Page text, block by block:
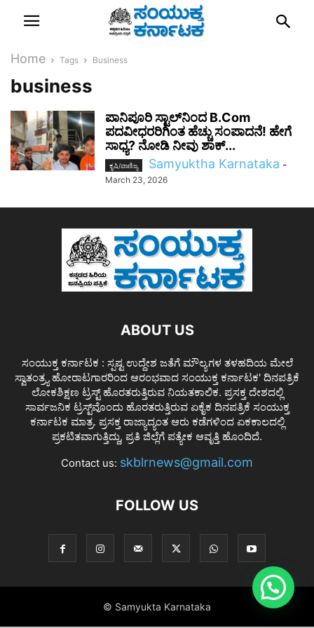
Home Tags Business
business
ಪಾನಿಪೂರಿ ಸ್ಟಾಲ್‌ನಿಂದ B.Com
ಪದವೀಧರರಿಗಿಂತ ಹೆಚ್ಚು ಸಂಪಾದನೆ! ಹೇಗೆ
ಸಾಧ್ಯ? ನೋಡಿ ನೀವು ಶಾಕ್...
ಕೃಷಿ/ವಾಣಿಜ್ಯ Samyuktha Karnataka -
March 23, 2026
ABOUT US
ಸಂಯುಕ್ತ ಕರ್ನಾಟಕ : ಸ್ಪಷ್ಟ ಉದ್ದೇಶ ಜತೆಗೆ ಮೌಲ್ಯಗಳ ತಳಹದಿಯ ಮೇಲೆ
ಸ್ವಾತಂತ್ರ್ಯ ಹೋರಾಟಗಾರರಿಂದ ಆರಂಭವಾದ ಸಂಯುಕ್ತ ಕರ್ನಾಟಕ' ದಿನಪತ್ರಿಕೆ
ಲೋಕಶಿಕ್ಷಣ ಟ್ರಸ್ಟ್ ಹೊರತರುತ್ತಿರುವ ನಿಯತಕಾಲಿಕ. ಪ್ರಸಕ್ತ ದೇಶದಲ್ಲಿ
ಸಾರ್ವಜನಿಕ ಟ್ರಸ್ಟ್‌ವೊಂದು ಹೊರತರುತ್ತಿರುವ ಏಕೈಕ ದಿನಪತ್ರಿಕೆ ಸಂಯುಕ್ತ
ಕರ್ನಾಟಕ ಮಾತ್ರ. ಪ್ರಸಕ್ತ ರಾಜ್ಯಾದ್ಯಂತ ಆರು ಕಡೆಗಳಿಂದ ಏಕಕಾಲದಲ್ಲಿ
ಪ್ರಕಟಿತವಾಗುತ್ತಿದ್ದು, ಪ್ರತಿ ಜಿಲ್ಲೆಗೆ ಪತ್ಯೇಕ ಆವೃತ್ತಿ ಹೊಂದಿದೆ.
Contact us: skblrnews@gmail.com
FOLLOW US
© Samyukta Karnataka